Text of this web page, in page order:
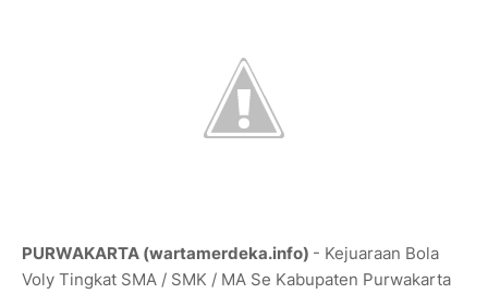
PURWAKARTA (wartamerdeka.info) - Kejuaraan Bola
Voly Tingkat SMA / SMK / MA Se Kabupaten Purwakarta